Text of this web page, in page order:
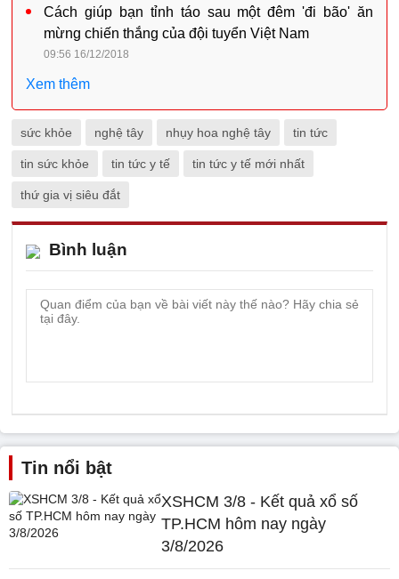
Cách giúp bạn tỉnh táo sau một đêm 'đi bão' ăn
mừng chiến thắng của đội tuyển Việt Nam
09:56 16/12/2018
Xem thêm
sức khỏe nghệ tây nhụy hoa nghệ tây tin tức
tin sức khỏe tin tức y tế tin tức y tế mới nhất
thứ gia vị siêu đắt
Bình luận
Tin nổi bật
XSHCM 3/8 - Kết quả xổ số
TP.HCM hôm nay ngày
3/8/2026